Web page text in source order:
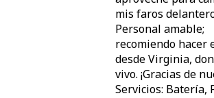
mis faros
Personal amable;
recomiendo hacer
desde Virginia,
vivo. ¡Gracias de
Servicios: Batería,